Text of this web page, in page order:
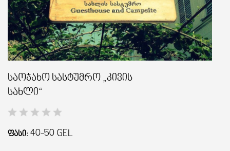
საოჯახო სასტუმრო „კივის
სახლი“
ᲤᲐᲡᲘ: 40-50 GEL